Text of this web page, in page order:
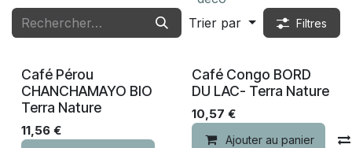
Trier par Filtres
Nouveau !
Café Pérou
CHANCHAMAYO BIO
Terra Nature
11,56 €
Nouveau !
Café Congo BORD
DU LAC- Terra Nature
10,57 €
Ajouter au panier